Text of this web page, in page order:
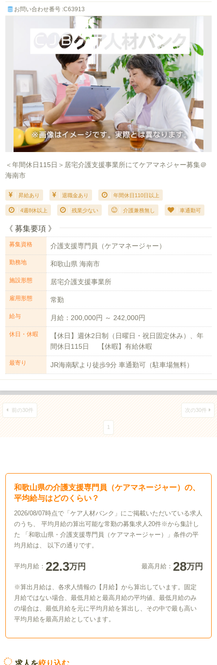
お問い合わせ番号 :C63913
＜年間休日115日＞居宅介護支援事業所にてケアマネジャー募集＠
海南市
昇給あり 退職金あり 年間休日110日以上
4週8休以上 残業少ない 介護兼務無し 車通勤可
《 募集要項 》
募集資格 介護支援専門員（ケアマネージャー）
勤務地 和歌山県 海南市
施設形態 居宅介護支援事業所
雇用形態 常勤
給与 月給：200,000円 ～ 242,000円
休日・休暇
【休日】週休2日制（日曜日・祝日固定休み）、年
間休日115日 【休暇】有給休暇
最寄り JR海南駅より徒歩9分 車通勤可（駐車場無料）
前の30件 次の30件
1
和歌山県の介護支援専門員（ケアマネージャー）の、
平均給与はどのくらい？
2026/08/07時点で「ケア人材バンク」にご掲載いただいている求人
のうち、 平均月給の算出可能な常勤の募集求人20件※から集計し
た 「和歌山県・介護支援専門員（ケアマネージャー）」条件の平
均月給は、 以下の通りです。
平均月給： 22.3万円 最高月給： 28万円
※算出月給は、各求人情報の【月給】から算出しています。固定
月給ではない場合、最低月給と最高月給の平均値、最低月給のみ
の場合は、最低月給を元に平均月給を算出し、その中で最も高い
平均月給を最高月給としています。
求人を絞り込む